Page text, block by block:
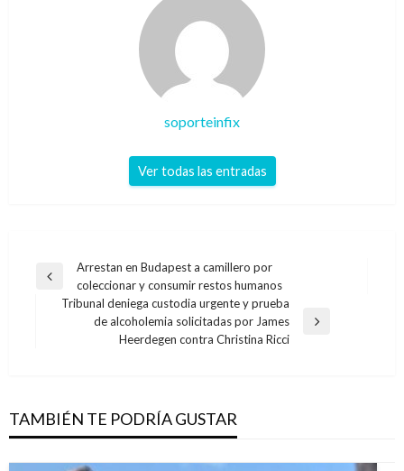
soporteinfix
Ver todas las entradas
Navegación
entradas
Entrada
anterior
Arrestan en Budapest a camillero por
coleccionar y consumir restos humanos
Tribunal deniega custodia urgente y prueba
de alcoholemia solicitadas por James
Heerdegen contra Christina Ricci
TAMBIÉN TE PODRÍA GUSTAR